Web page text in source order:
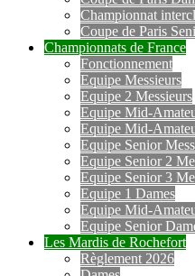
Championnat
Coupe de Paris
Championnats de France
Fonctionnement
Equipe Messieurs
Equipe 2 Messieurs
Equipe Mid-
Equipe Mid-
Equipe Senior
Equipe Senior 2
Equipe Senior 3
Equipe 1 Dames
Equipe Mid-
Equipe Senior
Les Mardis de Rochefort
Règlement 2026